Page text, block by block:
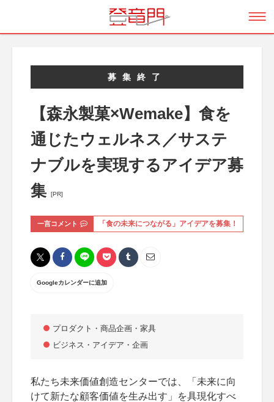
募集終了
【森永製菓×Wemake】食を
通じたウェルネス／サステ
ナブルを実現するアイデア募
集
[PR]
一言コメント 「食の未来につながる」アイデアを募集！
Googleカレンダーに追加
プロダクト・商品企画・家具
ビジネス・アイデア・企画
私たち未来価値創造センターでは、「未来に向
けて新たな顧客価値を生み出す」を具現化すべ